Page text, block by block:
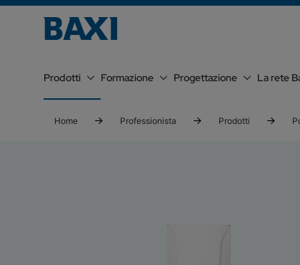
Prodotti Formazione Progettazione La rete
Home Professionista Prodotti